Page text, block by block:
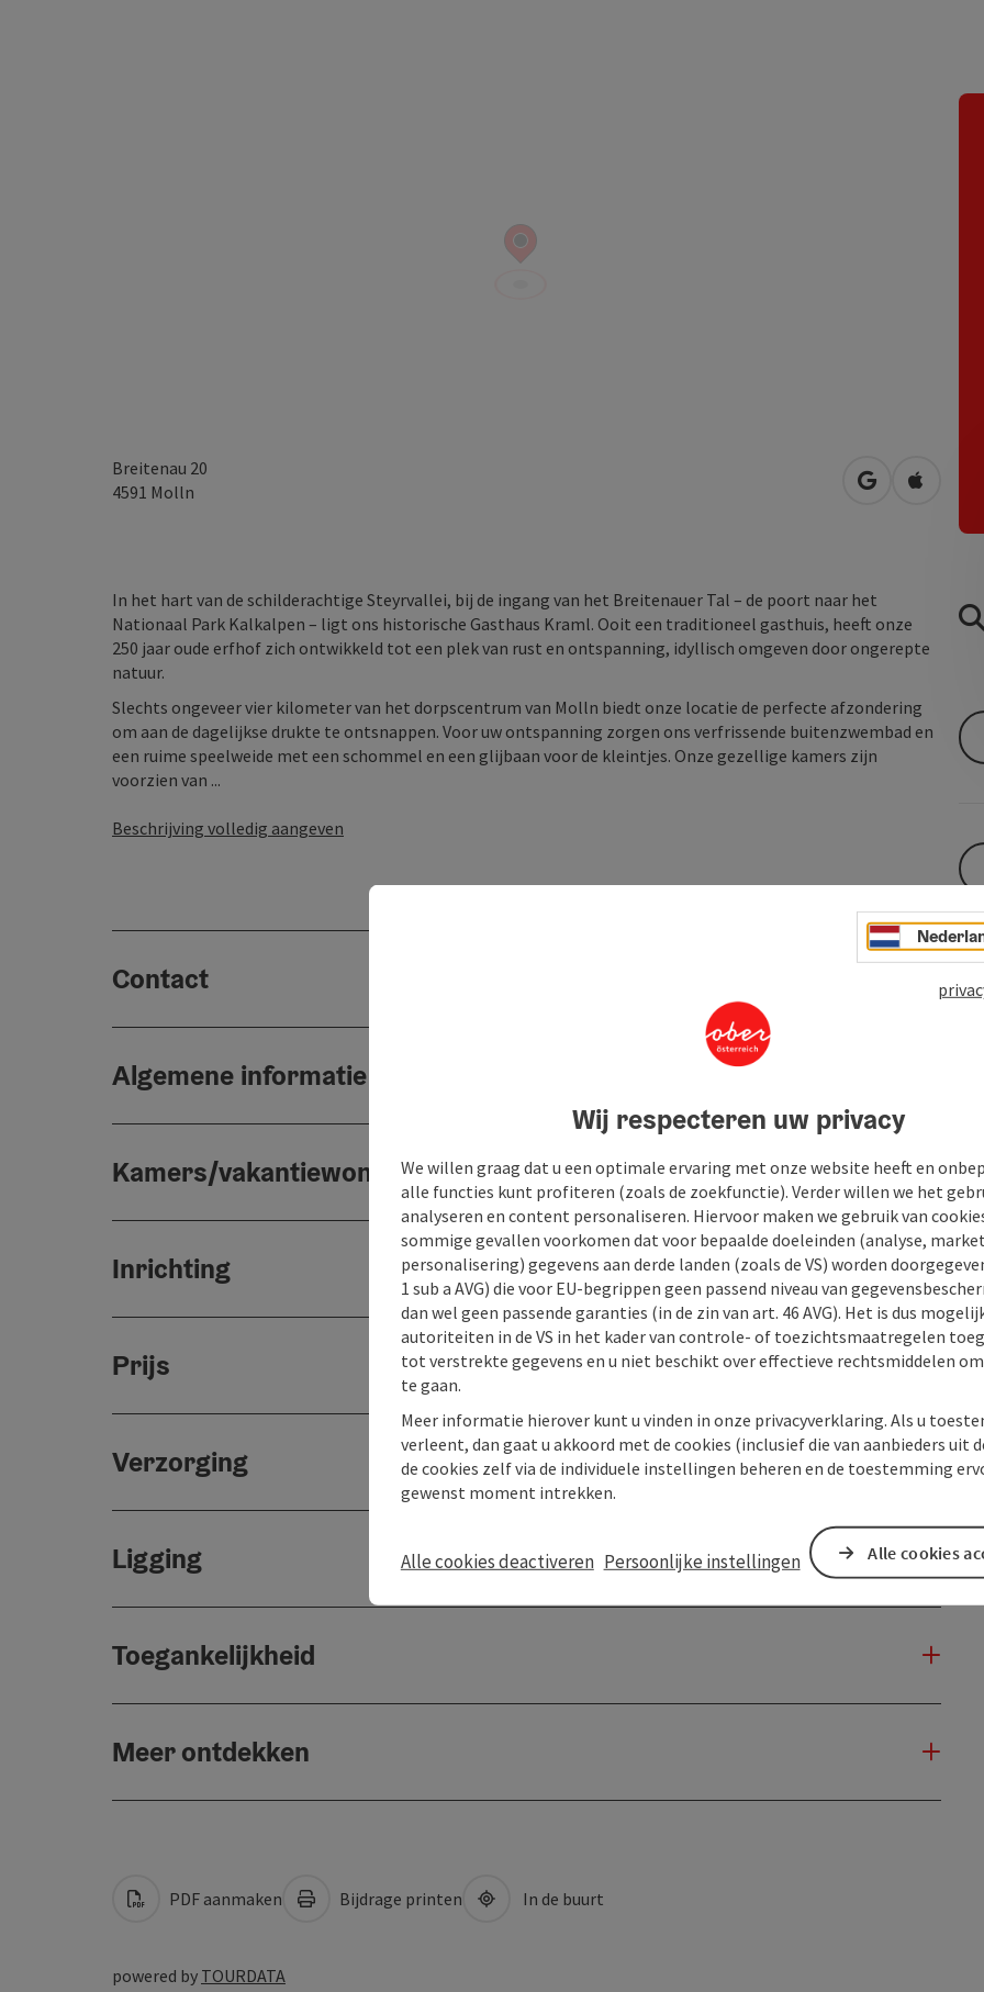
Breitenau 20
4591 Molln Openen inOpenen
In het hart van de schilderachtige Steyrvallei, bij de ingang van het Breitenauer Tal – de poort naar het
Nationaal Park Kalkalpen – ligt ons historische Gasthaus Kraml. Ooit een traditioneel gasthuis, heeft onze
250 jaar oude erfhof zich ontwikkeld tot een plek van rust en ontspanning, idyllisch omgeven door ongerepte
natuur.
Slechts ongeveer vier kilometer van het dorpscentrum van Molln biedt onze locatie de perfecte afzondering
om aan de dagelijkse drukte te ontsnappen. Voor uw ontspanning zorgen ons verfrissende buitenzwembad en
een ruime speelweide met een schommel en een glijbaan voor de kleintjes. Onze gezellige kamers zijn
voorzien van ...
Beschrijving volledig aangeven
Contact
Algemene informatie
Kamers/vakantiewoningen
Inrichting
Prijs
Verzorging
Ligging
Toegankelijkheid
Meer ontdekken
PDF aanmaken Bijdrage printen In de buurt
powered by TOURDATA
Wij respecteren uw privacy
We willen graag dat u een optimale ervaring met onze website heeft en
alle functies kunt profiteren (zoals de zoekfunctie). Verder willen we het
analyseren en content personaliseren. Hiervoor maken we gebruik van
sommige gevallen voorkomen dat voor bepaalde doeleinden (analyse,
personalisering) gegevens aan derde landen (zoals de VS) worden
1 sub a AVG) die voor EU-begrippen geen passend niveau van
dan wel geen passende garanties (in de zin van art. 46 AVG). Het is dus
autoriteiten in de VS in het kader van controle- of toezichtsmaatregelen
tot verstrekte gegevens en u niet beschikt over effectieve rechtsmiddelen
te gaan.
Meer informatie hierover kunt u vinden in onze privacyverklaring. Als u
verleent, dan gaat u akkoord met de cookies (inclusief die van aanbieders uit
de cookies zelf via de individuele instellingen beheren en de toestemming
gewenst moment intrekken.
Alle cookies deactiveren Persoonlijke instellingen Alle cookies